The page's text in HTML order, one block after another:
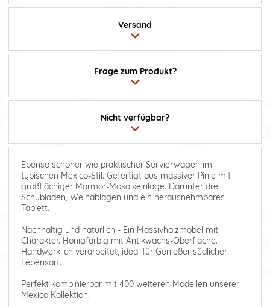
Frage zum Produkt?
Versand
Nicht verfügbar?
Ebenso schöner wie praktischer Servierwagen im
typischen Mexico-Stil. Gefertigt aus massiver Pinie mit
großflächiger Marmor-Mosaikeinlage. Darunter drei
Schubladen, Weinablagen und ein herausnehmbares
Tablett.
Nachhaltig und natürlich - Ein Massivholzmöbel mit
Charakter. Honigfarbig mit Antikwachs-Oberfläche.
Handwerklich verarbeitet, ideal für Genießer südlicher
Lebensart.
Perfekt kombinierbar mit 400 weiteren Modellen unserer
Mexico Kollektion.